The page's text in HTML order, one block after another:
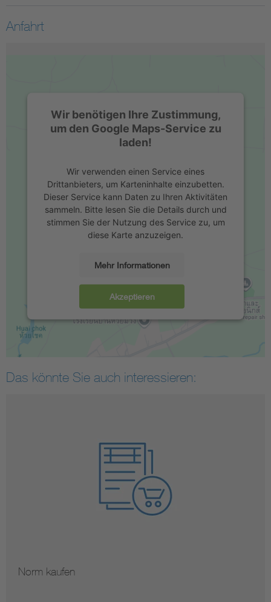
Anfahrt
Wir benötigen Ihre Zustimmung,
um den Google Maps-Service zu
laden!
Wir verwenden einen Service eines
Drittanbieters, um Karteninhalte einzubetten.
Dieser Service kann Daten zu Ihren Aktivitäten
sammeln. Bitte lesen Sie die Details durch und
stimmen Sie der Nutzung des Service zu, um
diese Karte anzuzeigen.
Mehr Informationen
Akzeptieren
Das könnte Sie auch interessieren:
Norm kaufen